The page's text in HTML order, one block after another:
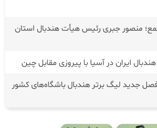
منصور جبری رئیس هیأت هندبال استان
هندبال ایران در آسیا با پیروزی مقابل چین
جدید لیگ برتر هندبال باشگاه‌های کشور